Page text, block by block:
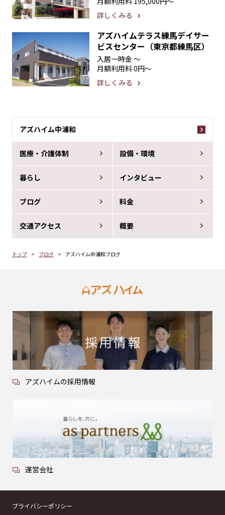
アズハイム中浦和
医療・介護体制 設備・環境
暮らし インタビュー
ブログ 料金
交通アクセス 概要
トップ ブログ アズハイム中浦和ブログ
詳しくみる
アズハイムテラス練馬デイサー
ビスセンター（東京都練馬区）
入居一時金 〜
月額利用料0円〜
詳しくみる
アズハイムの採用情報
運営会社
プライバシーポリシー